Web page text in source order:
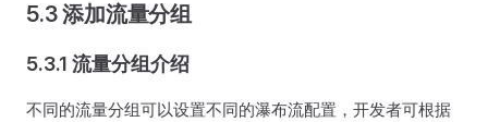
5.3 添加流量分组
5.3.1 流量分组介绍
不同的流量分组可以设置不同的瀑布流配置，开发者可根据